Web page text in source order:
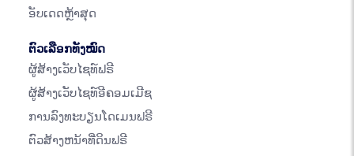
ອັບເດດຫຼ້າສຸດ
ຕົວເລືອກທັງໝົດ
ຜູ້ສ້າງເວັບໄຊທ໌ຟຣີ
ຜູ້ສ້າງເວັບໄຊທ໌ອີຄອມເມີຊ
ການລົງທະບຽນໂດເມນຟຣີ
ຕົວສ້າງຫນ້າທີ່ດິນຟຣີ